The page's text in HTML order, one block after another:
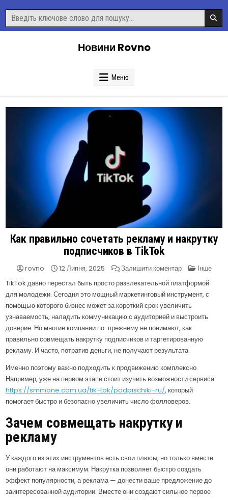
вмісту
Пошук
для:
Новини Rovno
Меню
Как правильно сочетать рекламу и накрутку
подписчиков в TikTok
rovno 12 Липня, 2025 Залишити коментарна
Как
правильно
сочетать
рекламу
и
накрутку
подписчиков
в
TikTok
Інше
TikTok давно перестал быть просто развлекательной платформой
для молодежи. Сегодня это мощный маркетинговый инструмент, с
помощью которого бизнес может за короткий срок увеличить
узнаваемость, наладить коммуникацию с аудиторией и выстроить
доверие. Но многие компании по-прежнему не понимают, как
правильно совмещать накрутку подписчиков и таргетированную
рекламу. И часто, потратив деньги, не получают результата.
Именно поэтому важно подходить к продвижению комплексно.
Например, уже на первом этапе стоит изучить возможности сервиса
https://smmone.com.ua/tik-tok/podpischiki-ru/, который
помогает быстро и безопасно увеличить число фолловеров.
Зачем совмещать накрутку и
рекламу
У каждого из этих инструментов есть свои плюсы, но только вместе
они работают на максимум. Накрутка позволяет быстро создать
эффект популярности, а реклама — донести ваше предложение до
заинтересованной аудитории. Вместе они создают сильное первое